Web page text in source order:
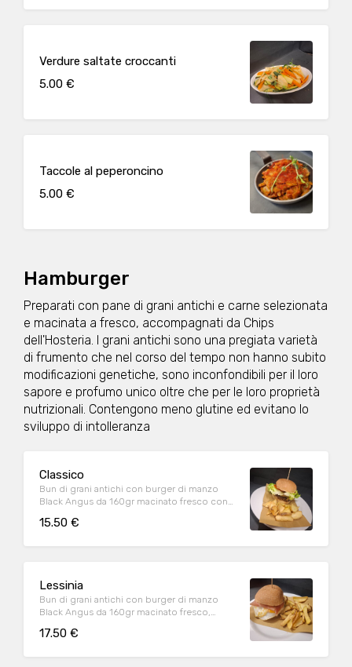
Verdure saltate croccanti
5.00 €
Taccole al peperoncino
5.00 €
Hamburger
Preparati con pane di grani antichi e carne selezionata
e macinata a fresco, accompagnati da Chips
dell'Hosteria. I grani antichi sono una pregiata varietà
di frumento che nel corso del tempo non hanno subito
modificazioni genetiche, sono inconfondibili per il loro
sapore e profumo unico oltre che per le loro proprietà
nutrizionali. Contengono meno glutine ed evitano lo
sviluppo di intolleranza
Classico
Bun di grani antichi con burger di manzo
Black Angus da 160gr macinato fresco con
insalata gentile
15.50 €
Lessinia
Bun di grani antichi con burger di manzo
Black Angus da 160gr macinato fresco,
bue, speck doppia fesa naturale e salsa di
17.50 €